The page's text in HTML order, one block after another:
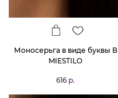
Моносерьга в виде буквы В
MIESTILO
616 р.